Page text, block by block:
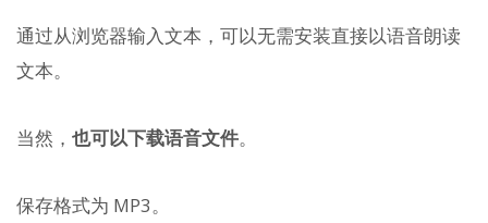
通过从浏览器输入文本，可以无需安装直接以语音朗读
文本。
当然， 也可以下载语音文件。
保存格式为 MP3。